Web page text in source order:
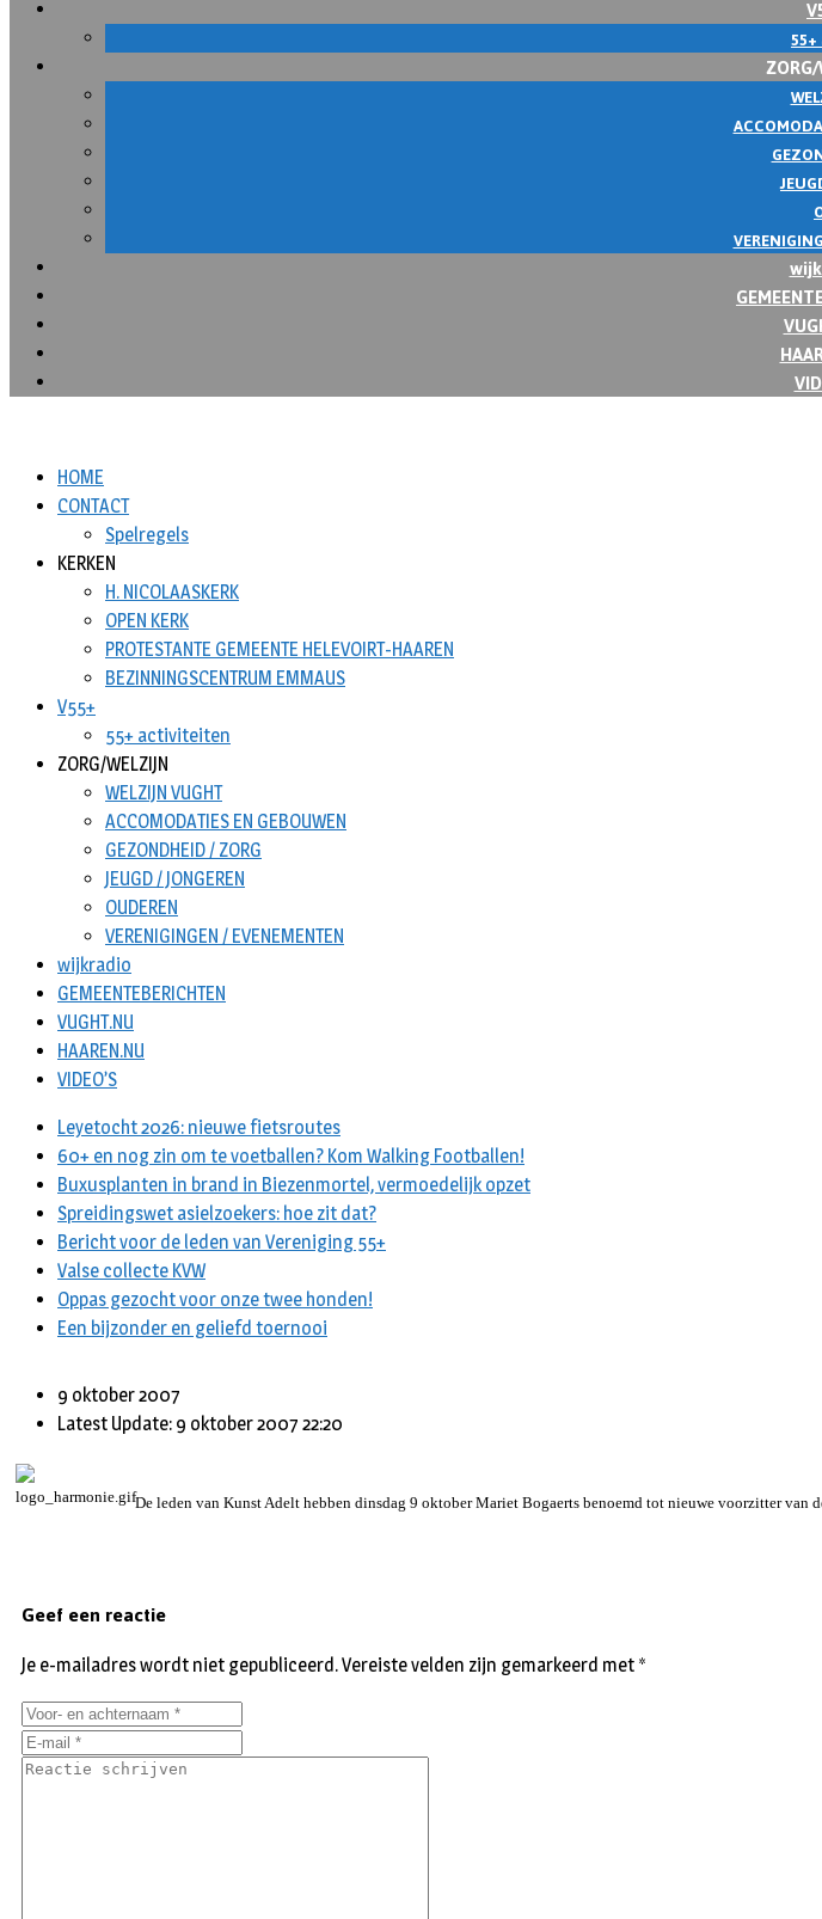
HOME
CONTACT
Spelregels
KERKEN
H. NICOLAASKERK
OPEN KERK
PROTESTANTE GEMEENTE HELEVOIRT-HAAREN
BEZINNINGSCENTRUM EMMAUS
V55+
55+ activiteiten
ZORG/WELZIJN
WELZIJN VUGHT
ACCOMODATIES EN GEBOUWEN
GEZONDHEID / ZORG
JEUGD / JONGEREN
OUDEREN
VERENIGINGEN / EVENEMENTEN
wijkradio
GEMEENTEBERICHTEN
VUGHT.NU
HAAREN.NU
VIDEO’S
Leyetocht 2026: nieuwe fietsroutes
60+ en nog zin om te voetballen? Kom Walking Footballen!
Buxusplanten in brand in Biezenmortel, vermoedelijk opzet
Spreidingswet asielzoekers: hoe zit dat?
Bericht voor de leden van Vereniging 55+
Valse collecte KVW
Oppas gezocht voor onze twee honden!
Een bijzonder en geliefd toernooi
9 oktober 2007
Latest Update: 9 oktober 2007 22:20
De leden van Kunst Adelt hebben dinsdag 9 oktober Mariet Bogaerts benoemd tot nieuwe voorzitter
Geef een reactie
Je e-mailadres wordt niet gepubliceerd.Vereiste velden zijn gemarkeerd met *